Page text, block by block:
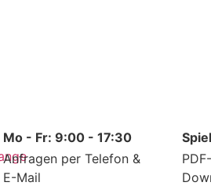
Mo - Fr: 9:00 - 17:30
Anfragen per Telefon &
E-Mail